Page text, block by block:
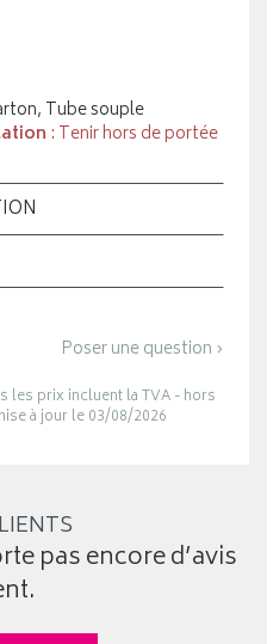
Tube souple
: Tenir hors de portée
Poser une question ›
les prix incluent la TVA - hors
à jour le 03/08/2026
pas encore d’avis